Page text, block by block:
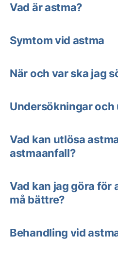
Vad är astma?
Symtom vid astma
När och var ska jag
Undersökningar
Vad kan utlösa
astmaanfall?
Vad kan jag göra för
må bättre?
Behandling vid